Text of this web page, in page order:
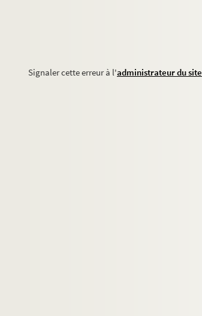
Signaler cette erreur à l'administrateur du site